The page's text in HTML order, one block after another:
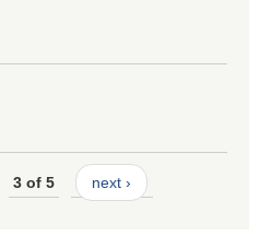
3 of 5 next ›